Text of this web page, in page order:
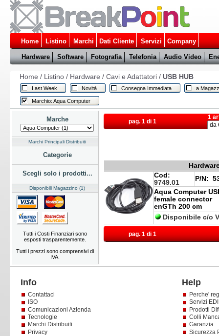
Home Listino Marchi Dati Cliente Servizi Company
Hardware Software Fotografia Telefonia Audio Video
Home / Listino/ Hardware / Cavi e Adattatori/ USB HUB
Last Week Novità Consegna Immediata a
Marchio: Aqua Computer
Marche
Marchi Principali Distribuiti
Categorie
Scegli solo i prodotti...
Disponibili Magazzino (1)
Tutti i Costi Finanziari sono
esposti trasparentemente.
Tutti i prezzi sono comprensivi di
IVA.
pag. 1 di 1
1
Cod:
9749.01
P/N:
Aqua Computer
female connector
enGTh 200 cm
Disponibile c/o
pag. 1 di 1
Info Help
Contattaci
ISO
Comunicazioni Azienda
Tecnologie
Marchi Distribuiti
Privacy
Perche'
Servizi
Prodotti
Colli
Garanzia
Sicurezza